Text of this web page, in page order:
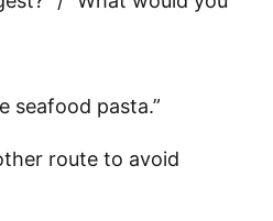
seafood pasta.”
route to avoid